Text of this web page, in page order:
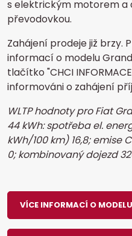
s elektrickým motorem a
převodovkou.​
Zahájení prodeje již brzy.
informací o modelu
tlačítko "CHCI
informováni o zahájení
WLTP hodnoty pro Fiat
44 kWh: spotřeba el.
kWh/100 km) 16,8; emise
0; kombinovaný dojezd
VÍCE INFORMACÍ O MODELU